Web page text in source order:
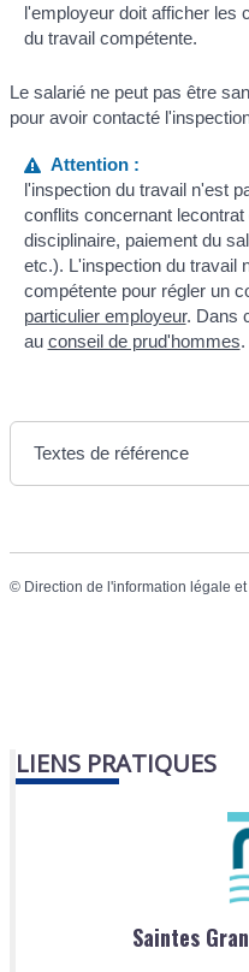
l'employeur doit afficher les
du travail compétente.
Le salarié ne peut pas être
pour avoir contacté
Attention :
l'inspection du travail n'est
conflits concernant
disciplinaire, paiement du
etc.). L'inspection du travail
compétente pour régler un
particulier employeur. Dans
au conseil de prud'hommes.
Textes de référence
© Direction de l'information légale
LIENS PRATIQUES
Saintes